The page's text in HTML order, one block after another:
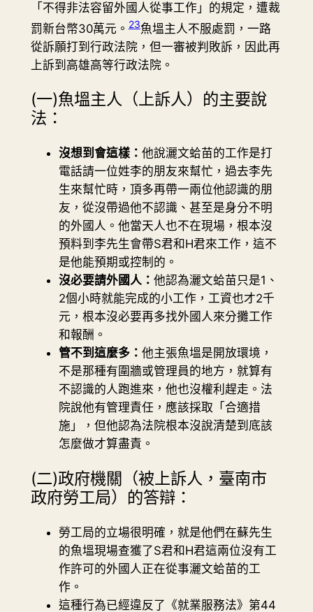
「不得非法容留外國人從事工作」的規定，遭裁
罰新台幣30萬元。23魚塭主人不服處罰，一路
從訴願打到行政法院，但一審被判敗訴，因此再
上訴到高雄高等行政法院。
(一)魚塭主人（上訴人）的主要說
法：
沒想到會這樣： 他說灑文蛤苗的工作是打
電話請一位姓李的朋友來幫忙，過去李先
生來幫忙時，頂多再帶一兩位他認識的朋
友，從沒帶過他不認識、甚至是身分不明
的外國人。他當天人也不在現場，根本沒
預料到李先生會帶S君和H君來工作，這不
是他能預期或控制的。
沒必要請外國人： 他認為灑文蛤苗只是1、
2個小時就能完成的小工作，工資也才2千
元，根本沒必要再多找外國人來分攤工作
和報酬。
管不到這麼多： 他主張魚塭是開放環境，
不是那種有圍牆或管理員的地方，就算有
不認識的人跑進來，他也沒權利趕走。法
院說他有管理責任，應該採取「合適措
施」，但他認為法院根本沒說清楚到底該
怎麼做才算盡責。
(二)政府機關（被上訴人，臺南市
政府勞工局）的答辯：
勞工局的立場很明確，就是他們在蘇先生
的魚塭現場查獲了S君和H君這兩位沒有工
作許可的外國人正在從事灑文蛤苗的工
作。
這種行為已經違反了《就業服務法》第44